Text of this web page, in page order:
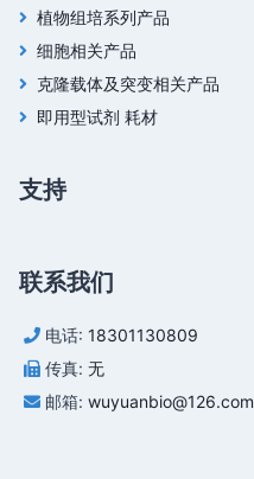
植物组培系列产品
细胞相关产品
克隆载体及突变相关产品
即用型试剂 耗材
支持
联系我们
电话: 18301130809
传真: 无
邮箱: wuyuanbio@126.com